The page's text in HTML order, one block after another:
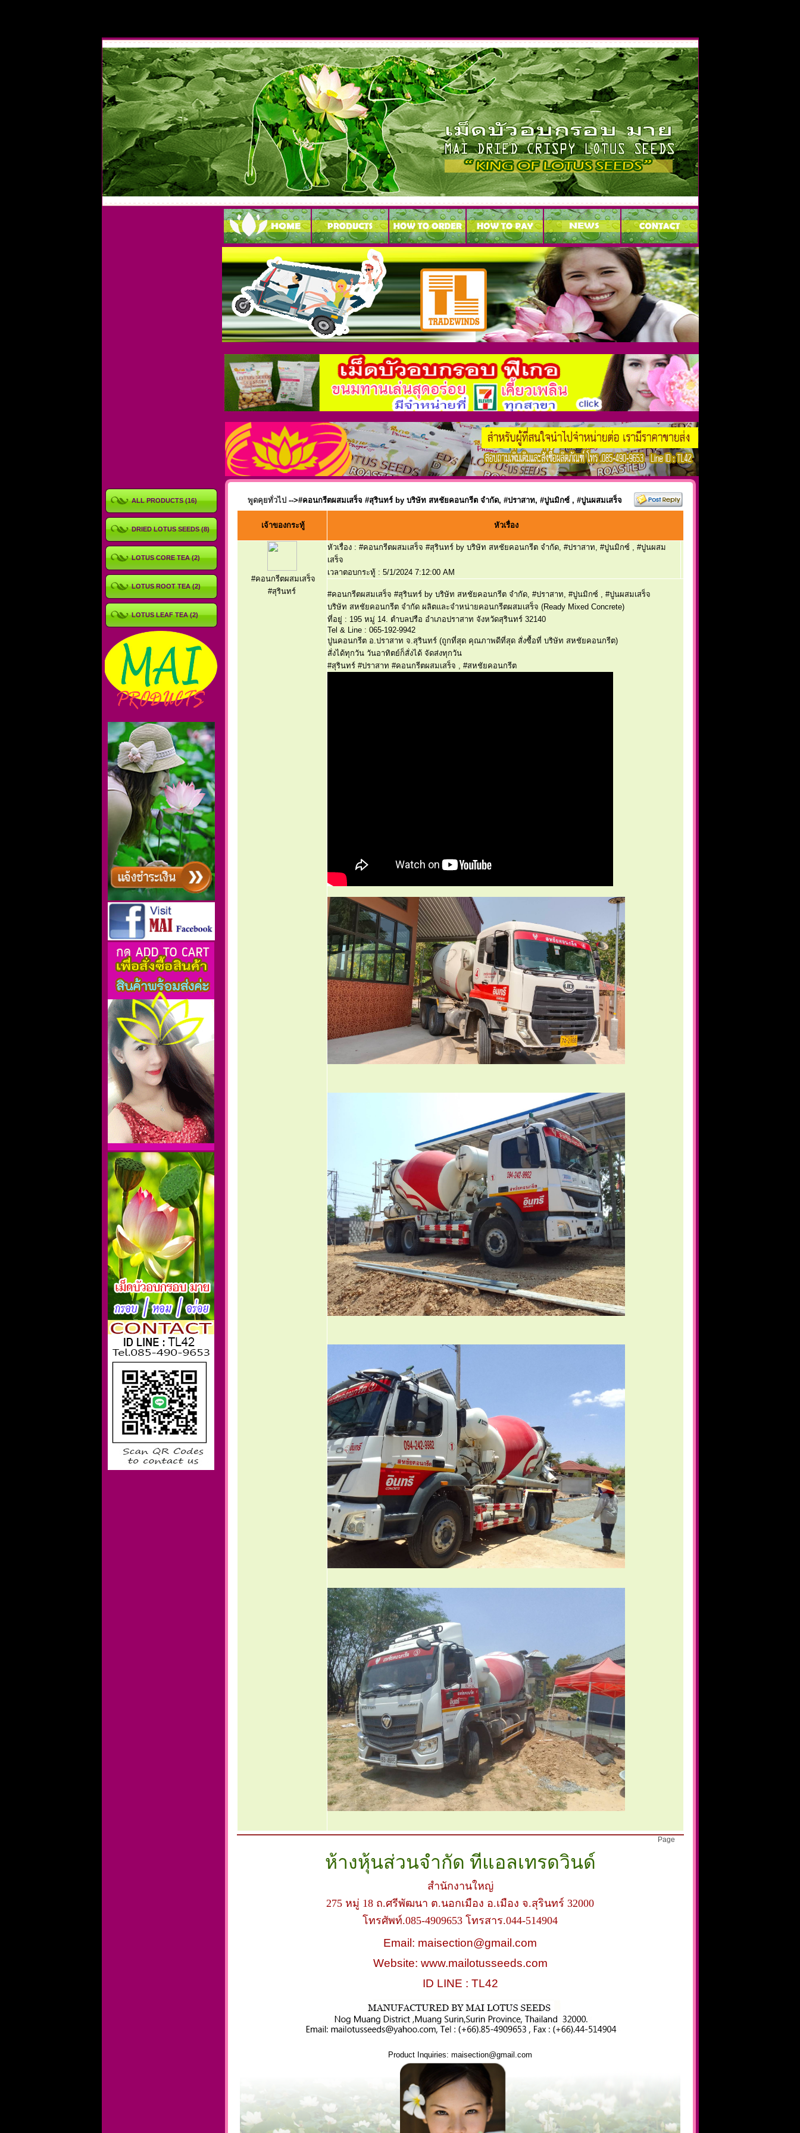
ALL PRODUCTS (16)
DRIED LOTUS SEEDS (8)
LOTUS CORE TEA (2)
LOTUS ROOT TEA (2)
LOTUS LEAF TEA (2)
พูดคุยทั่วไป -->#คอนกรีตผสมเสร็จ #สุรินทร์ by บริษัท สหชัยคอนกรีต จำกัด, #ปราสาท, #ปูนมิกซ์ , #ปูนผสมเสร็จ
เจ้าของกระทู้ หัวเรื่อง
#คอนกรีตผสมเสร็จ
#สุรินทร์
หัวเรื่อง : #คอนกรีตผสมเสร็จ #สุรินทร์ by บริษัท สหชัยคอนกรีต จำกัด, #ปราสาท, #ปูนมิกซ์ , #ปูนผสม
เสร็จ
เวลาตอบกระทู้ : 5/1/2024 7:12:00 AM
#คอนกรีตผสมเสร็จ #สุรินทร์ by บริษัท สหชัยคอนกรีต จำกัด, #ปราสาท, #ปูนมิกซ์ , #ปูนผสมเสร็จ
บริษัท สหชัยคอนกรีต จำกัด ผลิตและจำหน่ายคอนกรีตผสมเสร็จ (Ready Mixed Concrete)
ที่อยู่ : 195 หมู่ 14. ตำบลปรือ อำเภอปราสาท จังหวัดสุรินทร์ 32140
Tel & Line : 065-192-9942
ปูนคอนกรีต อ.ปราสาท จ.สุรินทร์ (ถูกที่สุด คุณภาพดีที่สุด สั่งซื้อที่ บริษัท สหชัยคอนกรีต)
สั่งได้ทุกวัน วันอาทิตย์ก็สั่งได้ จัดส่งทุกวัน
#สุรินทร์ #ปราสาท #คอนกรีตผสมเสร็จ , #สหชัยคอนกรีต
Page
ห้างหุ้นส่วนจํากัด ทีแอลเทรดวินด์
สํานักงานใหญ่
275 หมู่ 18 ถ.ศรีพัฒนา ต.นอกเมือง อ.เมือง จ.สุรินทร์ 32000
โทรศัพท์.085-4909653 โทรสาร.044-514904
Email: maisection@gmail.com
Website: www.mailotusseeds.com
ID LINE : TL42
Product Inquiries: maisection@gmail.com